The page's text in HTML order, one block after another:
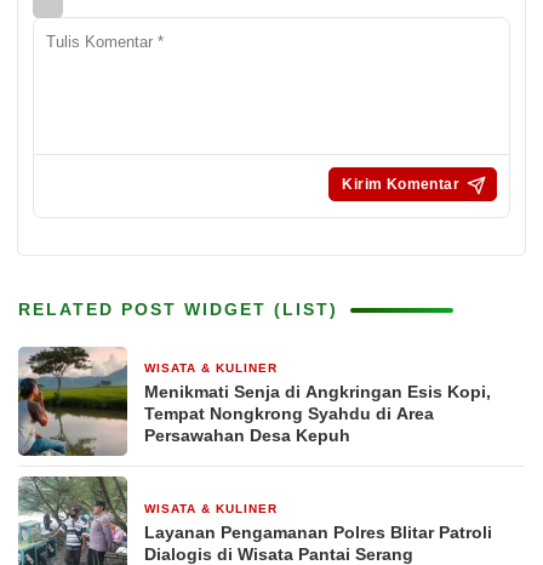
RELATED POST WIDGET (LIST)
WISATA & KULINER
Menikmati Senja di Angkringan Esis Kopi,
Tempat Nongkrong Syahdu di Area
Persawahan Desa Kepuh
WISATA & KULINER
Layanan Pengamanan Polres Blitar Patroli
Dialogis di Wisata Pantai Serang